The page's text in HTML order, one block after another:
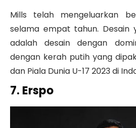
Mills telah mengeluarkan
selama empat tahun. Desain
adalah desain dengan
dengan kerah putih yang
dan Piala Dunia U-17 2023 di
7. Erspo